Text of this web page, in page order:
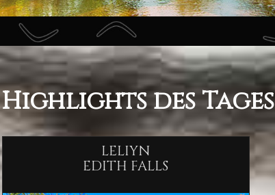
Highlights des Tages
LELIYN
EDITH FALLS